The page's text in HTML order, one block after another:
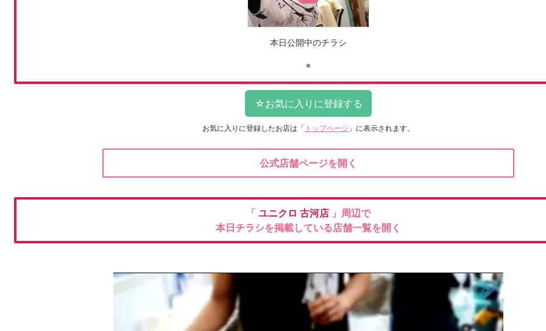
本日公開中のチラシ
お気に入りに登録したお店は 「 トップページ 」に表示されます。
公式店舗ページを開く
「 ユニクロ 古河店 」周辺で
本日チラシを掲載している店舗一覧を開く